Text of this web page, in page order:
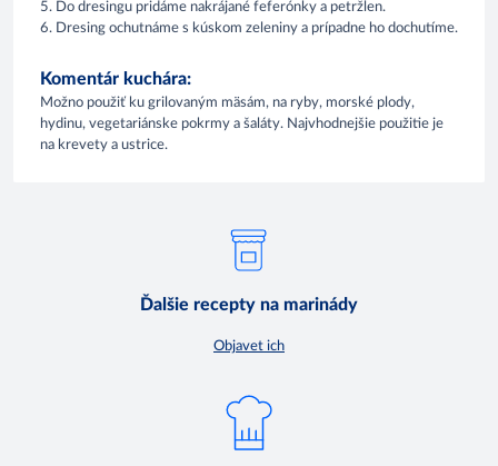
5. Do dresingu pridáme nakrájané feferónky a petržlen.
6. Dresing ochutnáme s kúskom zeleniny a prípadne ho dochutíme.
Komentár kuchára:
Možno použiť ku grilovaným mäsám, na ryby, morské plody,
hydinu, vegetariánske pokrmy a šaláty. Najvhodnejšie použitie je
na krevety a ustrice.
Ďalšie recepty na marinády
Objavet ich